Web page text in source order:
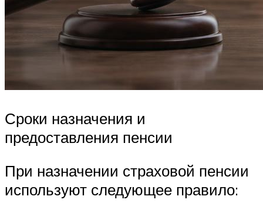
Сроки назначения и
предоставления пенсии
При назначении страховой пенсии
используют следующее правило: